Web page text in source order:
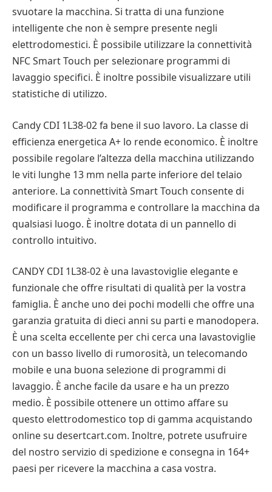
svuotare la macchina. Si tratta di una funzione
intelligente che non è sempre presente negli
elettrodomestici. È possibile utilizzare la connettività
NFC Smart Touch per selezionare programmi di
lavaggio specifici. È inoltre possibile visualizzare utili
statistiche di utilizzo.
Candy CDI 1L38-02 fa bene il suo lavoro. La classe di
efficienza energetica A+ lo rende economico. È inoltre
possibile regolare l’altezza della macchina utilizzando
le viti lunghe 13 mm nella parte inferiore del telaio
anteriore. La connettività Smart Touch consente di
modificare il programma e controllare la macchina da
qualsiasi luogo. È inoltre dotata di un pannello di
controllo intuitivo.
CANDY CDI 1L38-02 è una lavastoviglie elegante e
funzionale che offre risultati di qualità per la vostra
famiglia. È anche uno dei pochi modelli che offre una
garanzia gratuita di dieci anni su parti e manodopera.
È una scelta eccellente per chi cerca una lavastoviglie
con un basso livello di rumorosità, un telecomando
mobile e una buona selezione di programmi di
lavaggio. È anche facile da usare e ha un prezzo
medio. È possibile ottenere un ottimo affare su
questo elettrodomestico top di gamma acquistando
online su desertcart.com. Inoltre, potrete usufruire
del nostro servizio di spedizione e consegna in 164+
paesi per ricevere la macchina a casa vostra.